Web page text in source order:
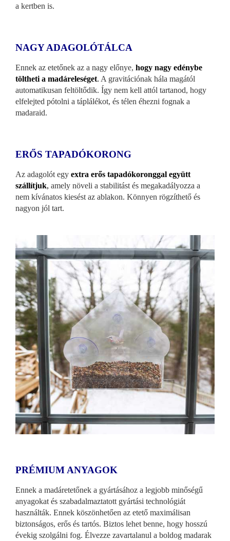
a kertben is.
NAGY ADAGOLÓTÁLCA
Ennek az etetőnek az a nagy előnye, hogy nagy edénybe
töltheti a madáreleséget. A gravitációnak hála magától
automatikusan feltöltődik. Így nem kell attól tartanod, hogy
elfelejted pótolni a táplálékot, és télen éhezni fognak a
madaraid.
ERŐS TAPADÓKORONG
Az adagolót egy extra erős tapadókoronggal együtt
szállítjuk, amely növeli a stabilitást és megakadályozza a
nem kívánatos kiesést az ablakon. Könnyen rögzíthető és
nagyon jól tart.
PRÉMIUM ANYAGOK
Ennek a madáretetőnek a gyártásához a legjobb minőségű
anyagokat és szabadalmaztatott gyártási technológiát
használták. Ennek köszönhetően az etető maximálisan
biztonságos, erős és tartós. Biztos lehet benne, hogy hosszú
évekig szolgálni fog. Élvezze zavartalanul a boldog madarak